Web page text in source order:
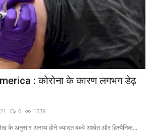
: कोरोना के कारण लगभग डेढ़
0 1539
के अनुसार अनाथ होने ज्यादत बच्चे अश्वेत और हिस्पैनिक...